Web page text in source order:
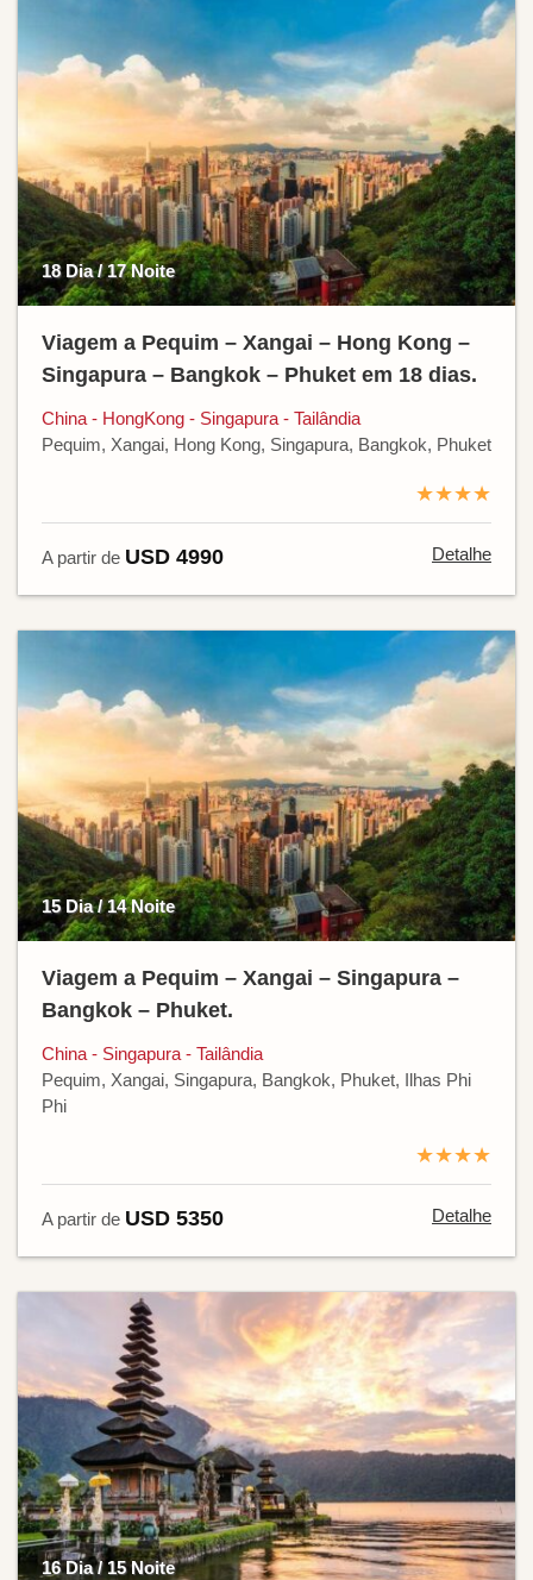
18 Dia / 17 Noite
Viagem a Pequim – Xangai – Hong Kong –
Singapura – Bangkok – Phuket em 18 dias.
China - HongKong - Singapura - Tailândia
Pequim, Xangai, Hong Kong, Singapura, Bangkok, Phuket
★★★★
A partir de USD 4990 Detalhe
15 Dia / 14 Noite
Viagem a Pequim – Xangai – Singapura –
Bangkok – Phuket.
China - Singapura - Tailândia
Pequim, Xangai, Singapura, Bangkok, Phuket, Ilhas Phi
Phi
★★★★
A partir de USD 5350 Detalhe
16 Dia / 15 Noite